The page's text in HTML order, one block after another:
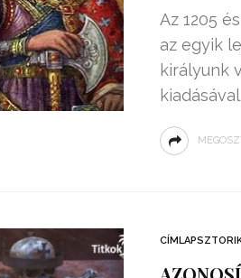
Az 1205
az egyik
királyunk
99,13%-OS HATÉKONYSÁGGAL